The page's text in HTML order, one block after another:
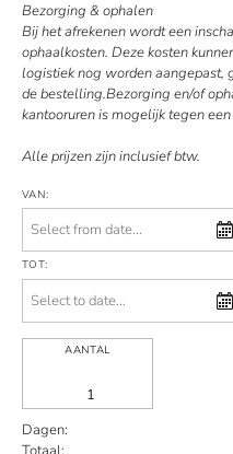
Bezorging & ophalen
Bij het afrekenen wordt een
ophaalkosten. Deze kosten
logistiek nog worden aangepast,
de bestelling.Bezorging en/of
kantooruren is mogelijk tegen
Alle prijzen zijn inclusief btw.
VAN:
TOT:
AANTAL
Dagen: